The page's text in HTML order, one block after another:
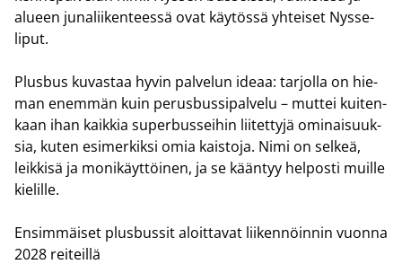
alu­een ju­na­lii­ken­tees­sä ovat käy­tös­sä yh­tei­set Nysse-​
liput.
Plus­bus ku­vas­taa hyvin pal­ve­lun ideaa: tar­jol­la on hie­
man enem­män kuin pe­rus­bus­si­pal­ve­lu – mut­tei kui­ten­
kaan ihan kaik­kia su­per­bus­sei­hin lii­tet­ty­jä omi­nai­suuk­
sia, kuten esi­mer­kik­si omia kais­to­ja. Nimi on sel­keä,
leik­ki­sä ja mo­ni­käyt­töi­nen, ja se kään­tyy hel­pos­ti muil­le
kie­lil­le.
En­sim­mäi­set plus­bus­sit aloit­ta­vat lii­ken­nöin­nin vuon­na
2028 rei­teil­lä